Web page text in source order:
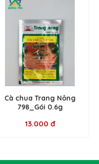
Cà chua Trang Nông
798_Gói 0.6g
13.000 đ